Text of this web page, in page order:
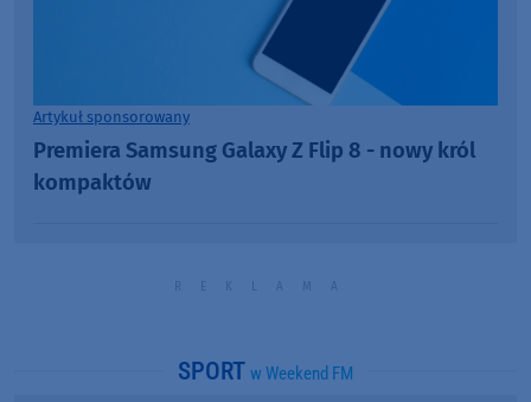
Artykuł sponsorowany
Premiera Samsung Galaxy Z Flip 8 - nowy król
kompaktów
SPORT w Weekend FM